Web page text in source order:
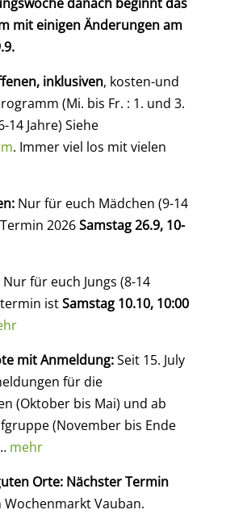
danach beginnt das
mit einigen Änderungen am
inklusiven, kosten-und
(Mi. bis Fr. : 1. und 3.
14 Jahre) Siehe
. Immer viel los mit vielen
Nur für euch Mädchen (9-14
2026Samstag 26.9, 10-
Nur für euch Jungs (8-14
istSamstag 10.10, 10:00
mit Anmeldung:Seit 15. July
für die
(Oktober bis Mai) und ab
(November bis Ende
mehr
Orte: Nächster Termin
Vauban.